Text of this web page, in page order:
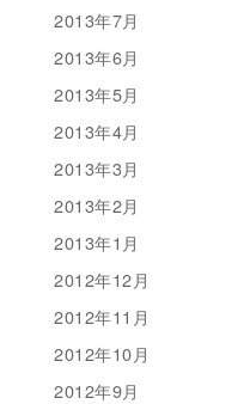
2013年7月
2013年6月
2013年5月
2013年4月
2013年3月
2013年2月
2013年1月
2012年12月
2012年11月
2012年10月
2012年9月